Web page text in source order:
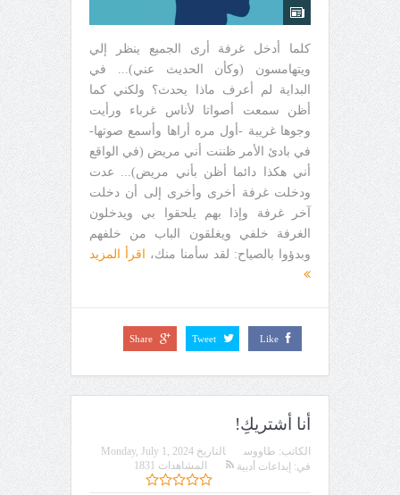
كلما أدخل غرفة أرى الجميع ينظر إلي
ويتهامسون (وكأن الحديث عني)... في
البداية لم أعرف ماذا يحدث؟ ولكني كما
أظن سمعت أصواتا لأناس غرباء ورأيت
وجوها غريبة -أول مره أراها وأسمع صوتها-
في بادئ الأمر ظننت أني مريض (في الواقع
أني هكذا دائما أظن بأني مريض)... عدت
ودخلت غرفة أخرى وأخرى إلى أن دخلت
آخر غرفة وإذا بهم يلحقوا بي ويدخلون
الغرفة خلفي ويغلقون الباب من خلفهم
وبدؤوا بالصياح: لقد سأمنا منك، اقرأ المزيد
Like
Tweet
Share
أنا أشتريكِ!
الكاتب: طاووس التاريخ Monday, July 1, 2024
في: إبداعات أدبية المشاهدات 1831